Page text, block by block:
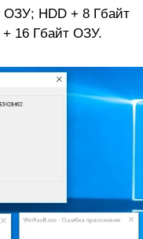
ОЗУ; HDD + 8 Гбайт
16 Гбайт ОЗУ.